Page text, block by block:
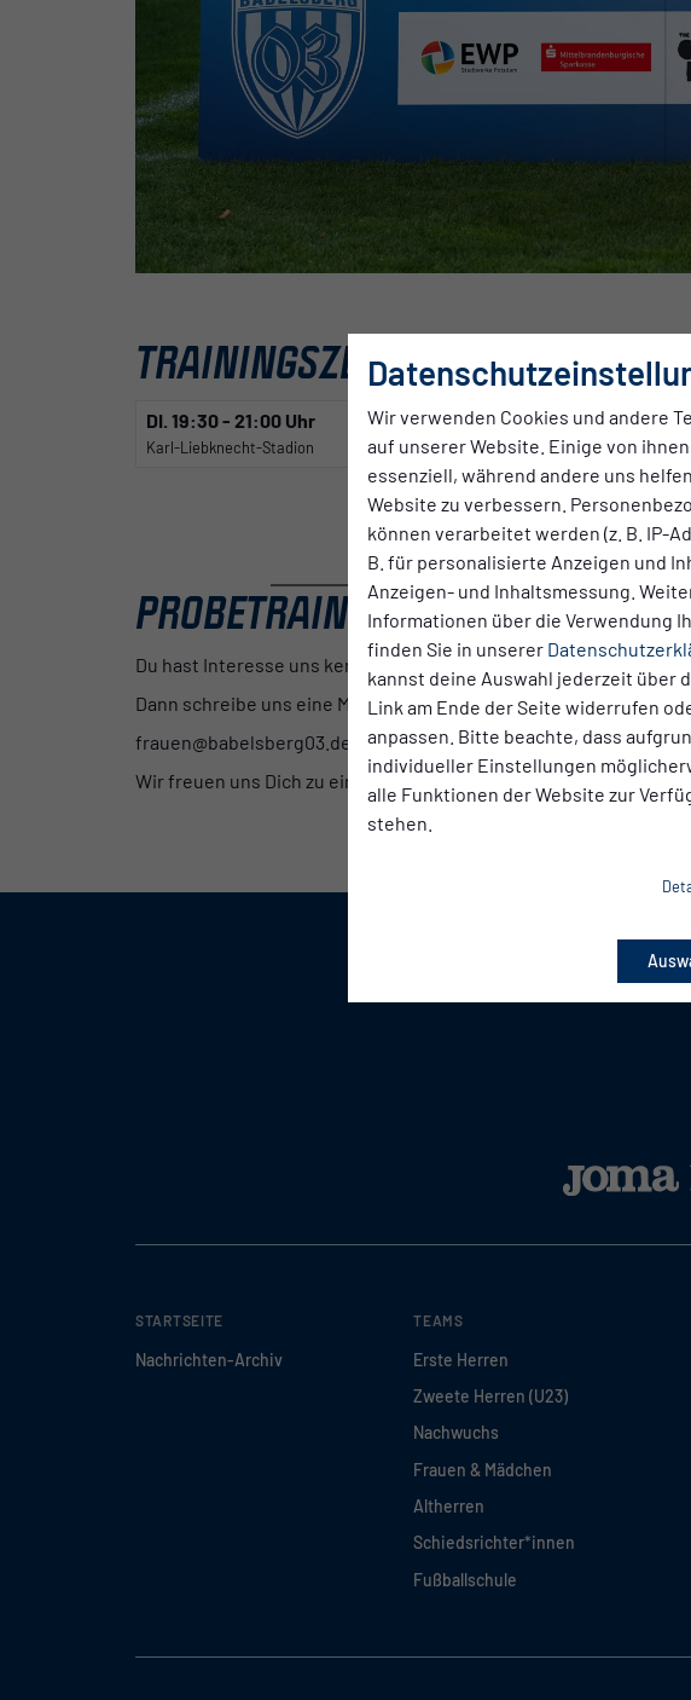
Wir verwenden Cookies und andere
auf unserer Website. Einige von
essenziell, während andere uns
Website zu verbessern.
können verarbeitet werden (z. B. IP-
B. für personalisierte Anzeigen und
Anzeigen- und Inhaltsmessung.
Informationen über die Verwendung
finden Sie in unserer
kannst deine Auswahl jederzeit über
Link am Ende der Seite widerrufen
anpassen. Bitte beachte, dass
individueller Einstellungen
alle Funktionen der Website zur
stehen.
TRAININGSZEITEN
DI. 19:30 - 21:00 Uhr
Karl-Liebknecht-Stadion
DO. 19:30 - 21:00 Uhr
Karl-Liebknecht-Stadion
PROBETRAINING
Du hast Interesse uns kennenzulernen?
Dann schreibe uns eine Mail an:
frauen@babelsberg03.de
Wir freuen uns Dich zu einem Probetraining begrüßen zu dürfen.
STARTSEITE
Nachrichten-Archiv
TEAMS
Erste Herren
Zweete Herren (U23)
Nachwuchs
Frauen & Mädchen
Altherren
Schiedsrichter*innen
Fußballschule